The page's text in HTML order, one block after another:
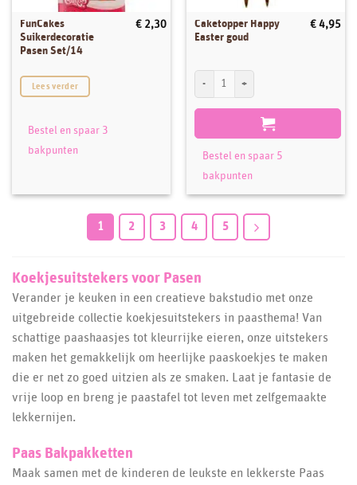
FunCakes
Suikerdecoratie
Pasen Set/14
€ 2,30
Lees verder
Bestel en spaar 3
bakpunten
Caketopper Happy
Easter goud
€ 4,95
Caketopper Happy Easter goud aantal
Bestel en spaar 5
bakpunten
1 2 3 4 5
Koekjesuitstekers voor Pasen
Verander je keuken in een creatieve bakstudio met onze
uitgebreide collectie koekjesuitstekers in paasthema! Van
schattige paashaasjes tot kleurrijke eieren, onze uitstekers
maken het gemakkelijk om heerlijke paaskoekjes te maken
die er net zo goed uitzien als ze smaken. Laat je fantasie de
vrije loop en breng je paastafel tot leven met zelfgemaakte
lekkernijen.
Paas Bakpakketten
Maak samen met de kinderen de leukste en lekkerste Paas